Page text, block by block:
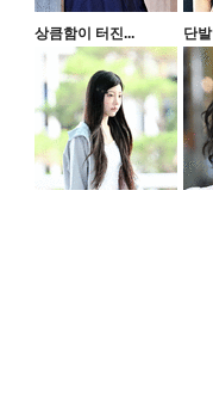
상큼함이 터진... 단